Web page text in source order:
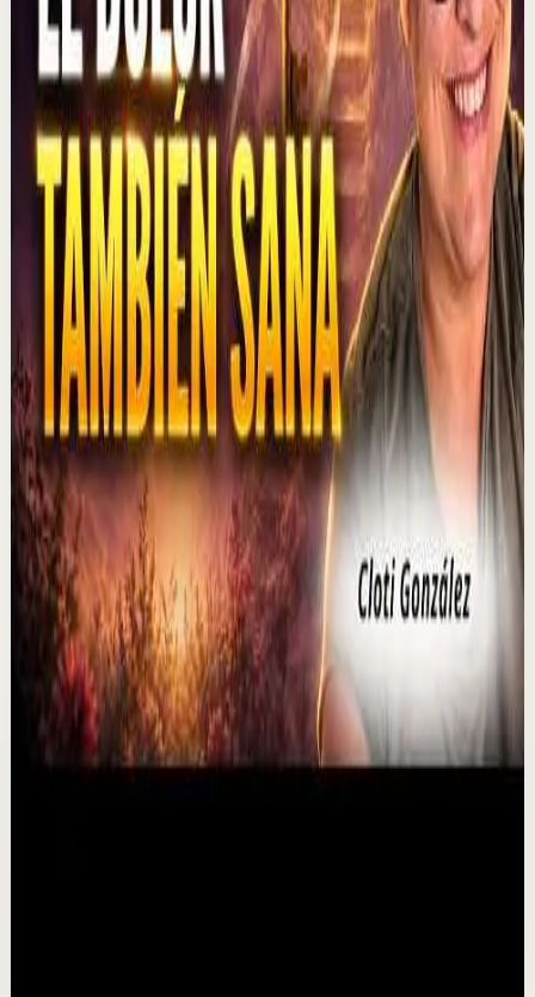
visualizaciones
→
1:01:47
YouTube Charla
Recuperación Suave
MOTIVERSITY - LO MEJOR DE MOTIVERSITY EN
2026 (HASTA AHORA) | 1 HORA DE
MOTIVACIÓN
Motiversity en Español•6 ago
¡Lo MEJOR de 2026 hasta ahora! En este potente vídeo
motivacional de una hora, compartimos algunos de
nuestros vídeos favoritos de 2026. ¿Cuál es t...
3.1Kvisualizaciones
Ver→
▶
P0D
YouTubeVideo estándar
Sesión profundaMedia
El duelo puede abrir una puerta que nunca
imaginaste